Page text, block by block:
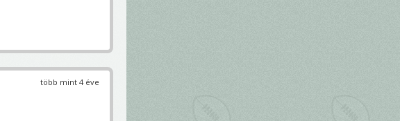
több mint 4 éve